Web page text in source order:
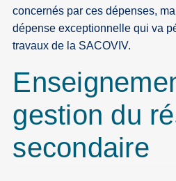
concernés par ces dépenses,
dépense exceptionnelle qui va
travaux de la SACOVIV.
gestion du
secondaire